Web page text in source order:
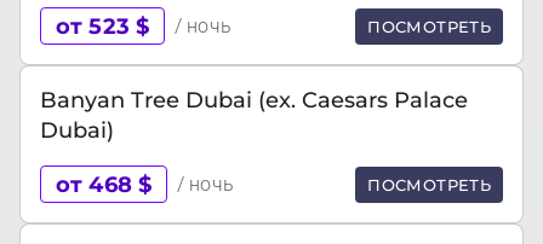
от 523 $ / ночь ПОСМОТРЕТЬ
Banyan Tree Dubai (ex. Caesars Palace
Dubai)
от 468 $ / ночь ПОСМОТРЕТЬ